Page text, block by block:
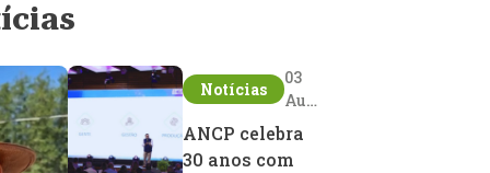
Notícias
03
Aug
ANCP celebra
30 anos com